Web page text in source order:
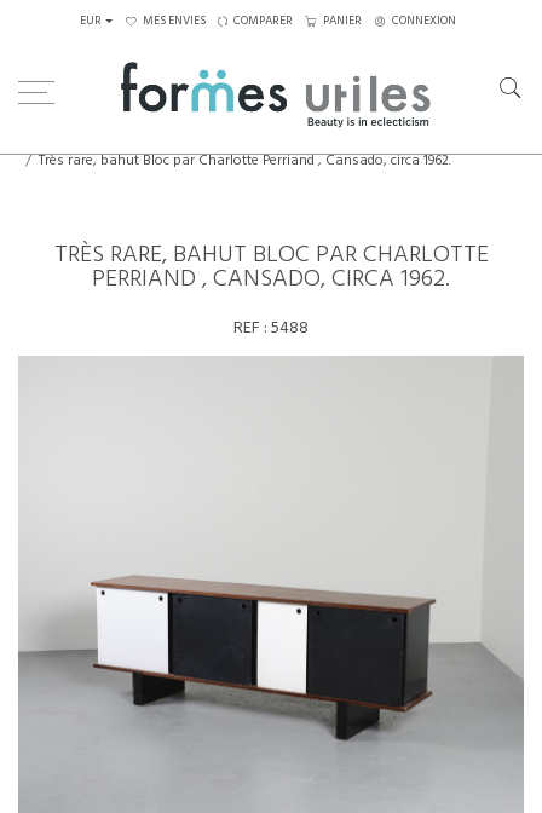
EUR MES ENVIES COMPARER PANIER CONNEXION
Très rare, bahut Bloc par Charlotte Perriand , Cansado, circa 1962.
TRÈS RARE, BAHUT BLOC PAR CHARLOTTE
PERRIAND , CANSADO, CIRCA 1962.
REF :5488